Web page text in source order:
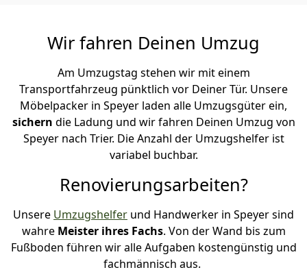
Wir fahren Deinen Umzug
Am Umzugstag stehen wir mit einem
Transportfahrzeug pünktlich vor Deiner Tür. Unsere
Möbelpacker in Speyer laden alle Umzugsgüter ein,
sichern die Ladung und wir fahren Deinen Umzug von
Speyer nach Trier. Die Anzahl der Umzugshelfer ist
variabel buchbar.
Renovierungsarbeiten?
Unsere Umzugshelfer und Handwerker in Speyer sind
wahre Meister ihres Fachs. Von der Wand bis zum
Fußboden führen wir alle Aufgaben kostengünstig und
fachmännisch aus.